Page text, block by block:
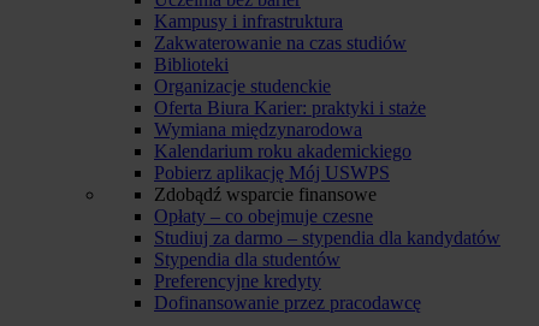
Kampusy i infrastruktura
Zakwaterowanie na czas studiów
Biblioteki
Organizacje studenckie
Oferta Biura Karier: praktyki i staże
Wymiana międzynarodowa
Kalendarium roku akademickiego
Pobierz aplikację Mój USWPS
Zdobądź wsparcie finansowe
Opłaty – co obejmuje czesne
Studiuj za darmo – stypendia dla kandydatów
Stypendia dla studentów
Preferencyjne kredyty
Dofinansowanie przez pracodawcę